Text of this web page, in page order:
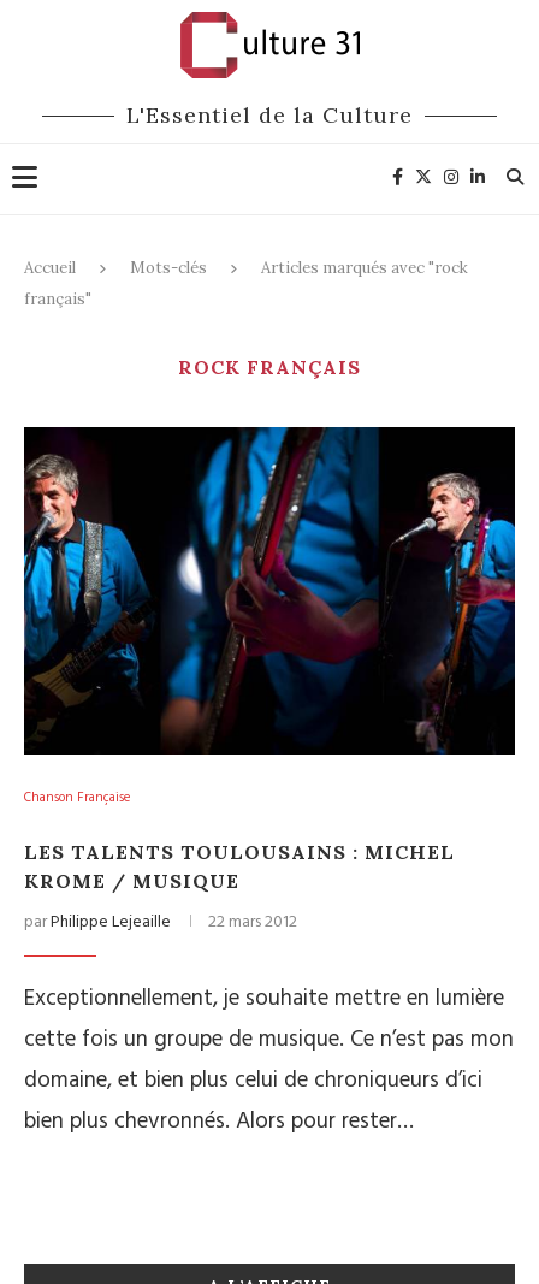
L'Essentiel de la Culture
Accueil Mots-clés
Articles marqués avec "rock
français"
ROCK FRANÇAIS
Chanson Française
LES TALENTS TOULOUSAINS : MICHEL
KROME / MUSIQUE
parPhilippe Lejeaille 22 mars 2012
Exceptionnellement, je souhaite mettre en lumière
cette fois un groupe de musique. Ce n’est pas mon
domaine, et bien plus celui de chroniqueurs d’ici
bien plus chevronnés. Alors pour rester…